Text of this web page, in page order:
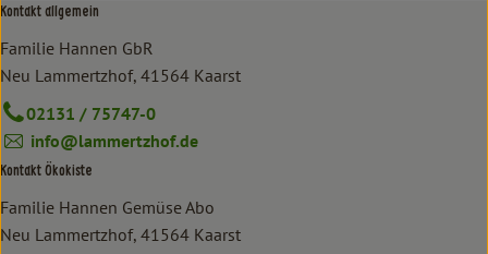
Kontakt allgemein
Familie Hannen GbR
Neu Lammertzhof, 41564 Kaarst
02131 / 75747-0
info@lammertzhof.de
Kontakt Ökokiste
Familie Hannen Gemüse Abo
Neu Lammertzhof, 41564 Kaarst